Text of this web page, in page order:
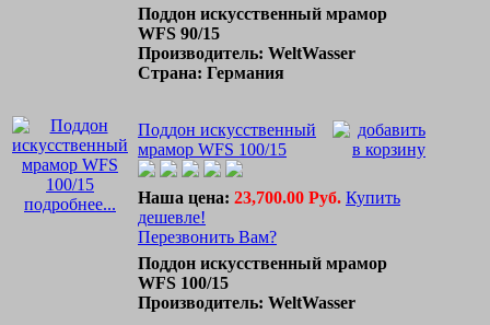
Поддон искусственный мрамор
WFS 90/15
Производитель: WeltWasser
Страна: Германия
подробнее...
Поддон искусственный
мрамор WFS 100/15
Наша цена: 23,700.00 Руб. Купить
дешевле!
Перезвонить Вам?
Поддон искусственный мрамор
WFS 100/15
Производитель: WeltWasser